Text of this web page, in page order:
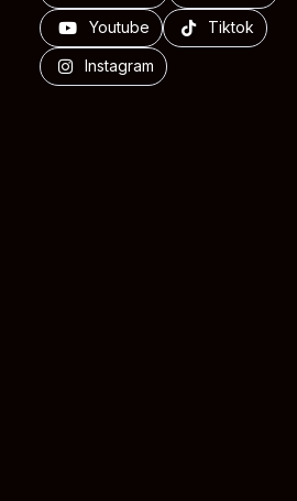
Youtube Tiktok
Instagram